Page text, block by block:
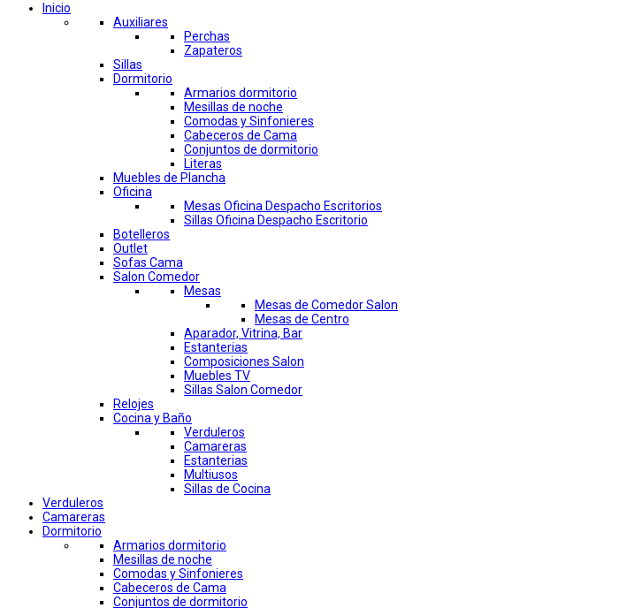
Inicio
Auxiliares
Perchas
Zapateros
Sillas
Dormitorio
Armarios dormitorio
Mesillas de noche
Comodas y Sinfonieres
Cabeceros de Cama
Conjuntos de dormitorio
Literas
Muebles de Plancha
Oficina
Mesas Oficina Despacho Escritorios
Sillas Oficina Despacho Escritorio
Botelleros
Outlet
Sofas Cama
Salon Comedor
Mesas
Mesas de Comedor Salon
Mesas de Centro
Aparador, Vitrina, Bar
Estanterias
Composiciones Salon
Muebles TV
Sillas Salon Comedor
Relojes
Cocina y Baño
Verduleros
Camareras
Estanterias
Multiusos
Sillas de Cocina
Verduleros
Camareras
Dormitorio
Armarios dormitorio
Mesillas de noche
Comodas y Sinfonieres
Cabeceros de Cama
Conjuntos de dormitorio